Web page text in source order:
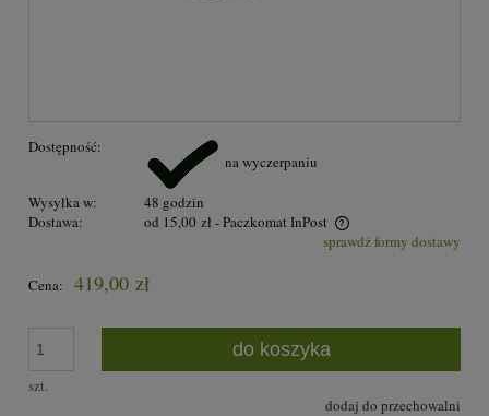
Dostępność:
na wyczerpaniu
Wysyłka w:
48 godzin
Dostawa:
od 15,00 zł- Paczkomat InPost
Cena nie zawiera ewentualnych kosztów płatnościsprawdź formy dostawy
Cena: 419,00 zł
szt.
do koszyka
dodaj do przechowalni